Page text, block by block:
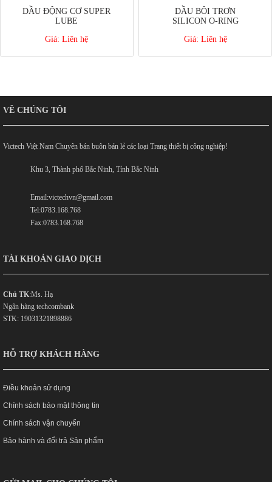
DẦU ĐỘNG CƠ SUPER
LUBE
Giá: Liên hệ
DẦU BÔI TRƠN
SILICON O-RING
Giá: Liên hệ
VỀ CHÚNG TÔI
Victech Việt Nam Chuyên bán buôn bán lẻ các loại Trang thiết bị công nghiệp!
Khu 3, Thành phố Bắc Ninh, Tỉnh Bắc Ninh
Email:victechvn@gmail.com
Tel:0783.168.768
Fax:0783.168.768
TÀI KHOẢN GIAO DỊCH
Chủ TK:Ms. Hạ
Ngân hàng techcombank
STK: 19031321898886
HỖ TRỢ KHÁCH HÀNG
Điều khoản sử dụng
Chính sách bảo mật thông tin
Chính sách vận chuyển
Bảo hành và đổi trả Sản phẩm